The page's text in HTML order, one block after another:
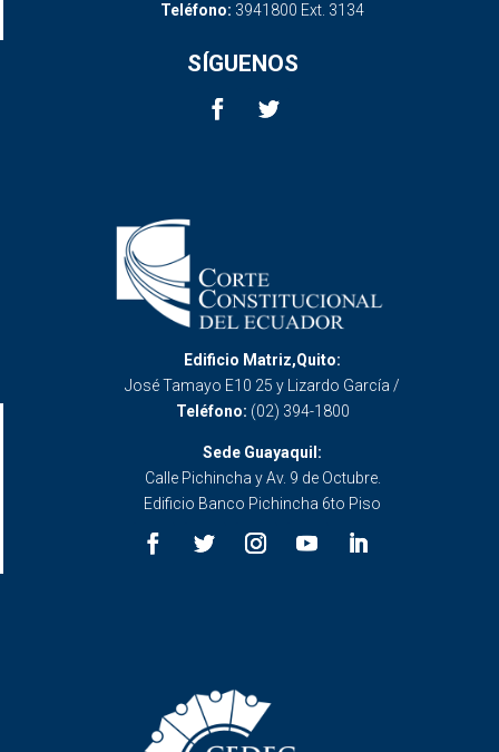
Teléfono: 3941800 Ext. 3134
SÍGUENOS
Edificio Matriz,Quito:
José Tamayo E10 25 y Lizardo García /
Teléfono: (02) 394-1800
Sede Guayaquil:
Calle Pichincha y Av. 9 de Octubre.
Edificio Banco Pichincha 6to Piso